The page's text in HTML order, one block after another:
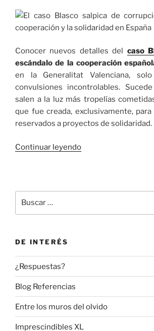
Conocer nuevos detalles del caso
escándalo de la cooperación
en la Generalitat Valenciana,
convulsiones incontrolables.
salen a la luz más tropelías
que fue creada, exclusivamente,
reservados a proyectos de solidaridad.
Continuar leyendo«La
por:
DE INTERÉS
¿Respuestas?
Blog Referencias
Entre los muros del olvido
Imprescindibles XL